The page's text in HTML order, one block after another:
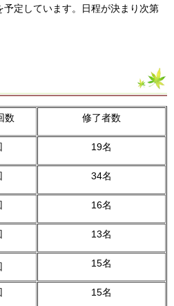
予定しています。日程が決まり次第
数 修了者数
19名
34名
16名
13名
15名
15名